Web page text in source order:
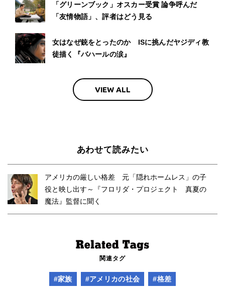
「グリーンブック」オスカー受賞 論争呼んだ
「友情物語」、評者はどう見る
女はなぜ銃をとったのか ISに挑んだヤジディ教
徒描く『バハールの涙』
VIEW ALL
あわせて読みたい
アメリカの厳しい格差 元「隠れホームレス」の子
役と映し出す～『フロリダ・プロジェクト 真夏の
魔法』監督に聞く
関連タグ
#家族 #アメリカの社会 #格差